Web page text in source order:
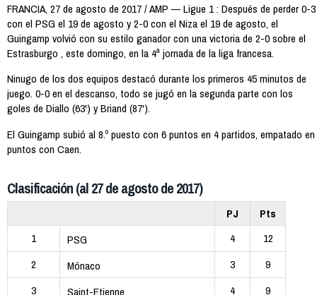
FRANCIA, 27 de agosto de 2017 / AMP — Ligue 1 : Después de perder 0-3
con el PSG el 19 de agosto y 2-0 con el Niza el 19 de agosto, el
Guingamp volvió con su estilo ganador con una victoria de 2-0 sobre el
Estrasburgo , este domingo, en la 4ª jornada de la liga francesa.
Ninugo de los dos equipos destacó durante los primeros 45 minutos de
juego. 0-0 en el descanso, todo se jugó en la segunda parte con los
goles de Diallo (63') y Briand (87').
El Guingamp subió al 8.º puesto con 6 puntos en 4 partidos, empatado en
puntos con Caen.
Clasificación (al 27 de agosto de 2017)
PJ
Pts
1
PSG 4
12
2
Mónaco 3
9
3
4
9